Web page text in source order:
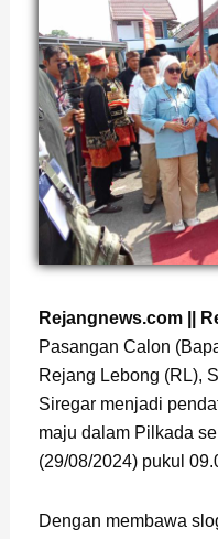
Rejangnews.com ||
Pasangan Calon
Rejang Lebong (RL),
Siregar menjadi
maju dalam Pilkada
(29/08/2024) pukul
Dengan membawa
Page
, Page